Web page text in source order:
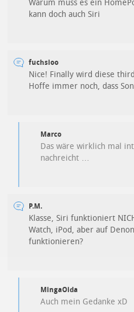
Warum muss es ein
kann doch auch Siri
fuchsioo
Nice! Finally wird diese
Hoffe immer noch, dass
Marco
Das wäre wirklich mal
nachreicht …
P.M.
Klasse, Siri funktioniert
Watch, iPod, aber auf
funktionieren?
MingaOida
Auch mein Gedanke xD